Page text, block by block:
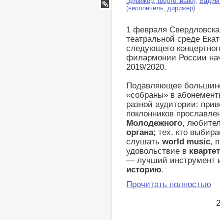
(виолончель, дирижер)
1 февраля
театральной среде
следующего
филармонии России
2019/2020.
Подавляющее
«собраны» в
разной аудитории:
поклонников
Молодежного,
органа; тех, кто
слушать world music,
удовольствие в
— лучший инструмент
историю.
Прочитать полностью
Google+
LiveJournal